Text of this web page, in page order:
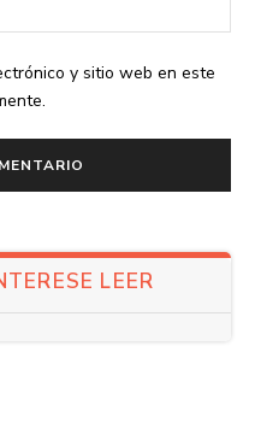
y sitio web en este
LEER